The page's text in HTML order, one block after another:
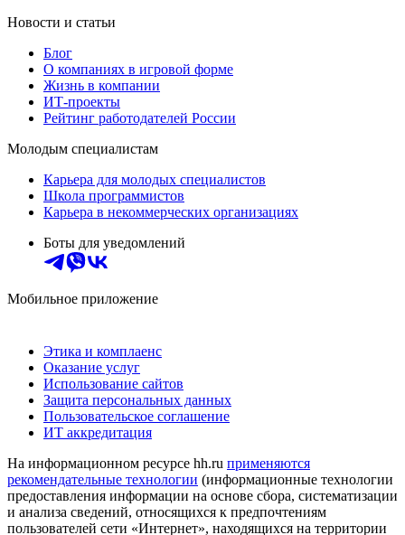
Новости и статьи
Блог
О компаниях в игровой форме
Жизнь в компании
ИТ-проекты
Рейтинг работодателей России
Молодым специалистам
Карьера для молодых специалистов
Школа программистов
Карьера в некоммерческих организациях
Боты для уведомлений
Мобильное приложение
Этика и комплаенс
Оказание услуг
Использование сайтов
Защита персональных данных
Пользовательское соглашение
ИТ аккредитация
На информационном ресурсе hh.ru применяются
рекомендательные технологии (информационные технологии
предоставления информации на основе сбора, систематизации
и анализа сведений, относящихся к предпочтениям
пользователей сети «Интернет», находящихся на территории